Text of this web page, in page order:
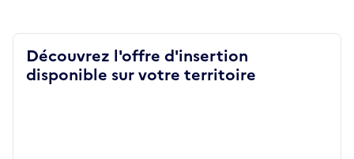
Découvrez l'offre d'insertion
disponible sur votre territoire